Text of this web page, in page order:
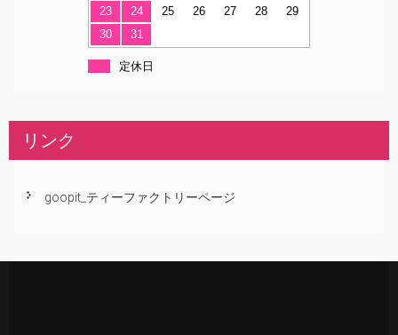
23
24 25 26 27 28
29
30
31
定休日
リンク
goopit_ティーファクトリーページ